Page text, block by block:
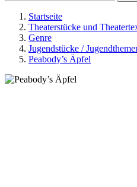
Startseite
Theaterstücke und
Genre
Jugendstücke /
Peabody’s Äpfel